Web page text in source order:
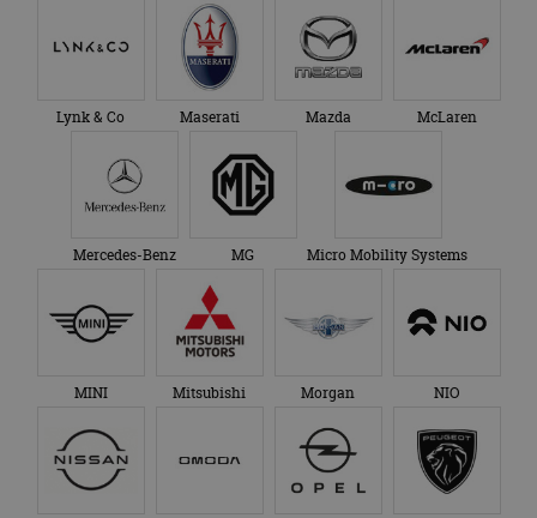
Lynk & Co Maserati Mazda McLaren
Mercedes-Benz MG Micro Mobility Systems
MINI Mitsubishi Morgan NIO